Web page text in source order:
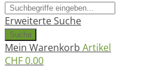
Erweiterte Suche
Suche
Mein Warenkorb Artikel
CHF 0.00